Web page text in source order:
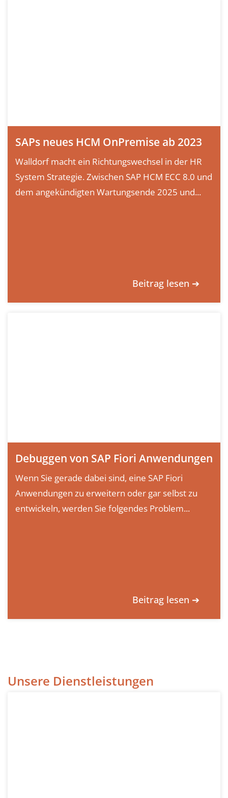
SAPs neues HCM OnPremise ab 2023
Walldorf macht ein Richtungswechsel in der HR
System Strategie. Zwischen SAP HCM ECC 8.0 und
dem angekündigten Wartungsende 2025 und...
Beitrag lesen ➔
Debuggen von SAP Fiori Anwendungen
Wenn Sie gerade dabei sind, eine SAP Fiori
Anwendungen zu erweitern oder gar selbst zu
entwickeln, werden Sie folgendes Problem...
Beitrag lesen ➔
Unsere Dienstleistungen